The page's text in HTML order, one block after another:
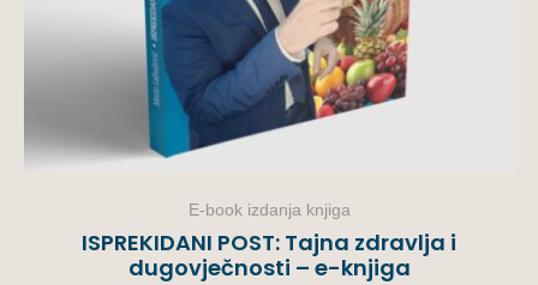
E-book izdanja knjiga
ISPREKIDANI POST: Tajna zdravlja i
dugovječnosti – e-knjiga